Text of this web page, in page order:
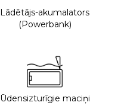
Lādētājs-akumalators
(Powerbank)
Ūdensizturīgie maciņi